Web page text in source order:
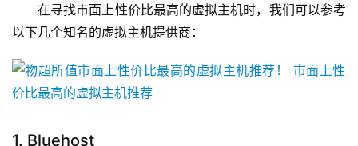
在寻找市面上性价比最高的虚拟主机时，我们可以参考
以下几个知名的虚拟主机提供商：
1. Bluehost